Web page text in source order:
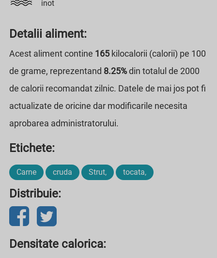
inot
Detalii aliment:
Acest aliment contine 165 kilocalorii (calorii) pe 100
de grame, reprezentand 8.25%din totalul de 2000
de calorii recomandat zilnic. Datele de mai jos pot fi
actualizate de oricine dar modificarile necesita
aprobarea administratorului.
Etichete:
Carne cruda Strut, tocata,
Distribuie:
Densitate calorica: